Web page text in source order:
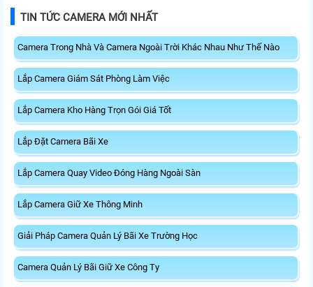
TIN TỨC CAMERA MỚI NHẤT
Camera Trong Nhà Và Camera Ngoài Trời Khác Nhau Như Thế Nào
Lắp Camera Giám Sát Phòng Làm Việc
Lắp Camera Kho Hàng Trọn Gói Giá Tốt
Lắp Đặt Camera Bãi Xe
Lắp Camera Quay Video Đóng Hàng Ngoài Sàn
Lắp Camera Giữ Xe Thông Minh
Giải Pháp Camera Quản Lý Bãi Xe Trường Học
Camera Quản Lý Bãi Giữ Xe Công Ty